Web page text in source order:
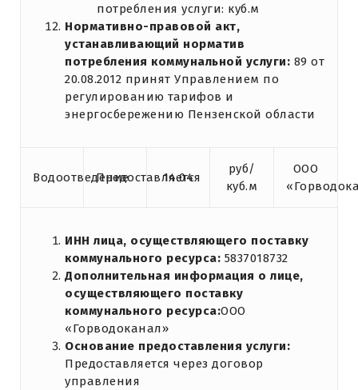
потребления услуги: куб.м
Нормативно-правовой акт,
устанавливающий норматив
потребления коммунальной услуги: 89 от
20.08.2012 принят Управлением по
регулированию тарифов и
энергосбережению Пензенской области
ВодоотведениеПредоставляется
14.04
руб/
куб.м
ООО
ИНН лица, осуществляющего поставку
коммунального ресурса: 5837018732
Дополнительная информация о лице,
осуществляющего поставку
коммунального ресурса:ООО
«Горводоканал»
Основание предоставления услуги:
Предоставляется через договор
управления